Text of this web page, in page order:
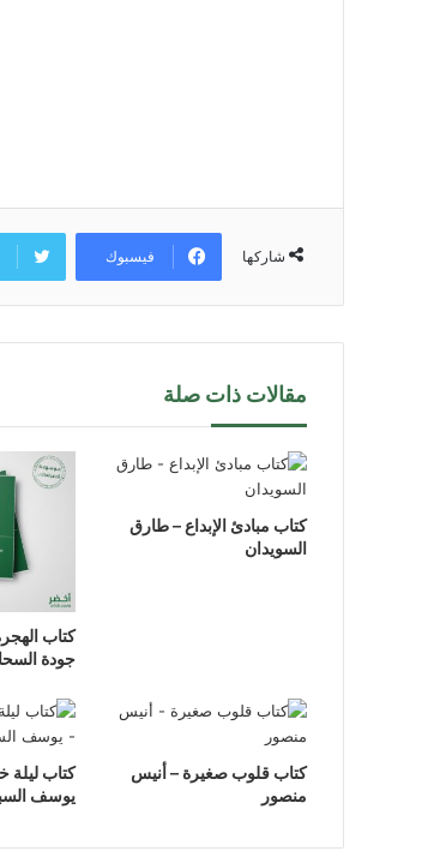
شاركها فيسبوك
مقالات ذات صلة
كتاب مبادئ الإبداع – طارق
السويدان
كتاب
جودة
كتاب قلوب صغيرة – أنيس
منصور
كتاب ليلة
يوسف